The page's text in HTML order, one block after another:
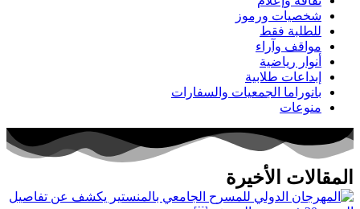
شخصيات ورموز
للطلبة فقط
مواقف وآراء
أنوار رياضية
إبداعات طلابية
بانوراما الجمعيات والسفارات
منوعات
المقالات الأخيرة